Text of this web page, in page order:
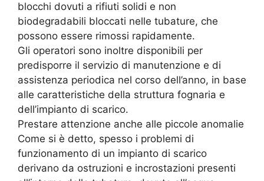
blocchi dovuti a rifiuti solidi e non
biodegradabili bloccati nelle tubature, che
possono essere rimossi rapidamente.
Gli operatori sono inoltre disponibili per
predisporre il servizio di manutenzione e di
assistenza periodica nel corso dell’anno, in base
alle caratteristiche della struttura fognaria e
dell’impianto di scarico.
Prestare attenzione anche alle piccole anomalie
Come si è detto, spesso i problemi di
funzionamento di un impianto di scarico
derivano da ostruzioni e incrostazioni presenti